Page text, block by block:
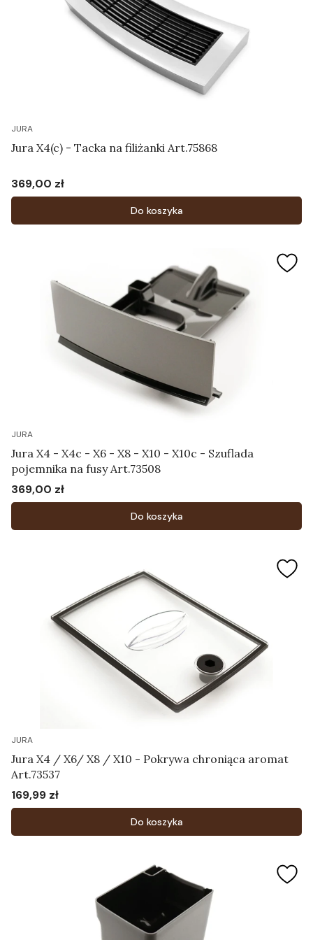
JURA
Jura X4(c) - Tacka na filiżanki Art.75868
Cena
369,00 zł
Do koszyka
JURA
Jura X4 - X4c - X6 - X8 - X10 - X10c - Szuflada
pojemnika na fusy Art.73508
Cena
369,00 zł
Do koszyka
JURA
Jura X4 / X6/ X8 / X10 - Pokrywa chroniąca aromat
Art.73537
Cena
169,99 zł
Do koszyka